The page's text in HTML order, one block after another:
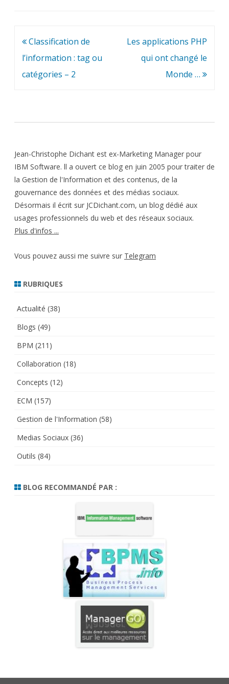
Navigation
de
l’article
Classification de
l’information : tag ou
catégories – 2
Les applications PHP
qui ont changé le
Monde …
Jean-Christophe Dichant est ex-Marketing Manager pour
IBM Software. ll a ouvert ce blog en juin 2005 pour traiter de
la Gestion de l'Information et des contenus, de la
gouvernance des données et des médias sociaux.
Désormais il écrit sur JCDichant.com, un blog dédié aux
usages professionnels du web et des réseaux sociaux.
Plus d'infos ...
Vous pouvez aussi me suivre sur Telegram
RUBRIQUES
Actualité (38)
Blogs (49)
BPM (211)
Collaboration (18)
Concepts (12)
ECM (157)
Gestion de l'Information (58)
Medias Sociaux (36)
Outils (84)
BLOG RECOMMANDÉ PAR :